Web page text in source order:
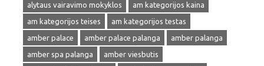
alytaus vairavimo mokyklos
am kategorijos kaina
am kategorijos teises
am kategorijos testas
amber palace
amber palace palanga
amber palanga
amber spa palanga
amber viesbutis